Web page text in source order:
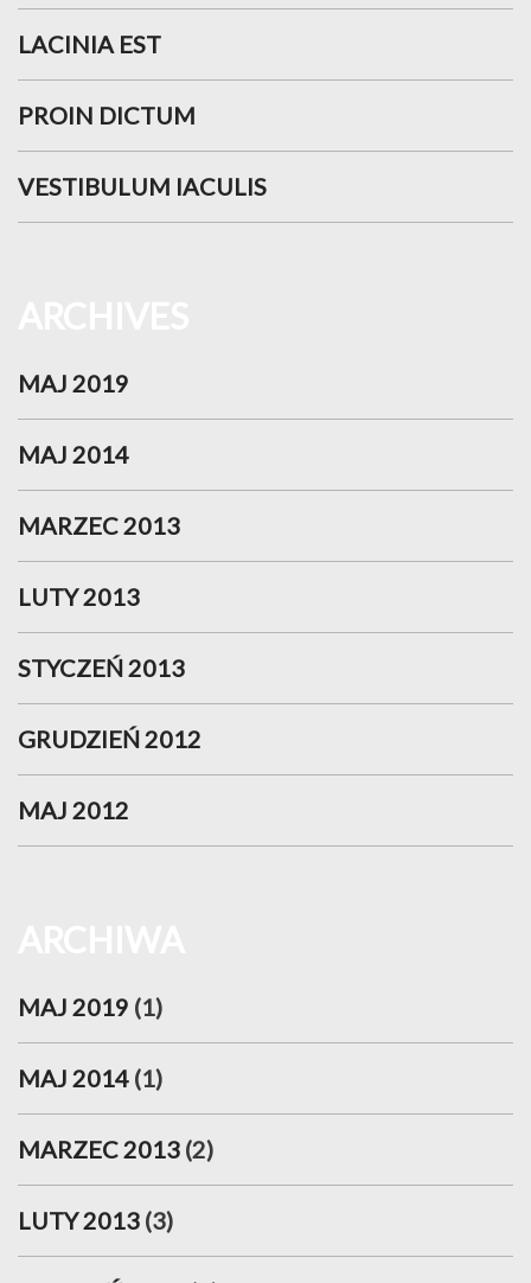
LACINIA EST
PROIN DICTUM
VESTIBULUM IACULIS
MAJ 2019
MAJ 2014
MARZEC 2013
LUTY 2013
STYCZEŃ 2013
GRUDZIEŃ 2012
MAJ 2012
MAJ 2019 (1)
MAJ 2014 (1)
MARZEC 2013 (2)
LUTY 2013 (3)